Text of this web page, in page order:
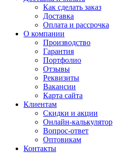
Как сделать заказ
Доставка
Оплата и рассрочка
О компании
Производство
Гарантия
Портфолио
Отзывы
Реквизиты
Вакансии
Карта сайта
Клиентам
Скидки и акции
Онлайн-калькулятор
Вопрос-ответ
Оптовикам
Контакты